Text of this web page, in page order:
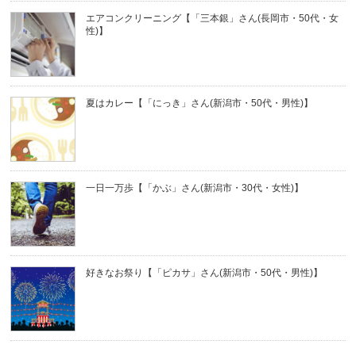
エアコンクリーニング【「三本銀」さん(長岡市・50代・女
性)】
夏はカレー【「にっき」さん(新潟市・50代・男性)】
一日一万歩【「かぶ」さん(新潟市・30代・女性)】
好きなお祭り【「ピカサ」さん(新潟市・50代・男性)】